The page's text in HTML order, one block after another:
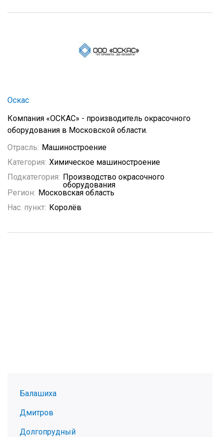
Оскас
Компания «ОСКАС» - производитель окрасочного
оборудования в Московской области.
Отрасль: Машиностроение
Категория: Химическое машиностроение
Подкатегория: Производство окрасочного
оборудования
Регион: Московская область
Нас. пункт: Королёв
Балашиха
Дмитров
Долгопрудный